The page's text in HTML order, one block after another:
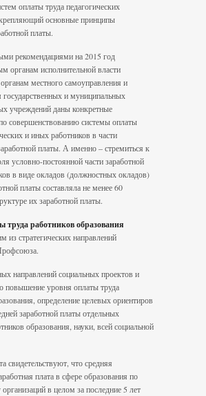
оплаты труда педагогических
основные принципы
платы.
рекомендациями на 2015 год
органам исполнительной власти
местного самоуправления и
государственных и муниципальных
учреждений даны конкретные
совершенствованию системы оплаты
и иных работников в части
платы. А именно – стремиться к
условно-постоянной части заработной
в виде окладов (должностных окладов)
платы составляла не менее 60
их заработной платы.
труда работников образования
из стратегических направлений
направлений социальных проектов и
повышение уровня оплаты труда
определение целевых ориентиров
заработной платы отдельных
образования, науки, всей социальной
свидетельствуют, что средняя
плата в сфере образования по
в целом за последние 5 лет